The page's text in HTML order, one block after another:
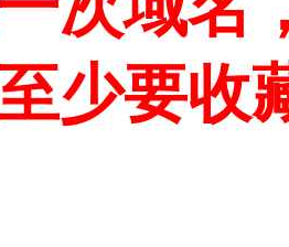
少要收